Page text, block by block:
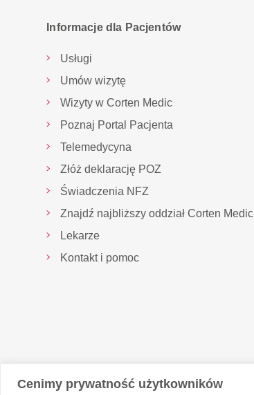
Cenimy prywatność użytkowników
Informacje dla Pacjentów
Usługi
Umów wizytę
Wizyty w Corten Medic
Poznaj Portal Pacjenta
Telemedycyna
Złóż deklarację POZ
Świadczenia NFZ
Znajdź najbliższy oddział Corten Medic
Lekarze
Kontakt i pomoc